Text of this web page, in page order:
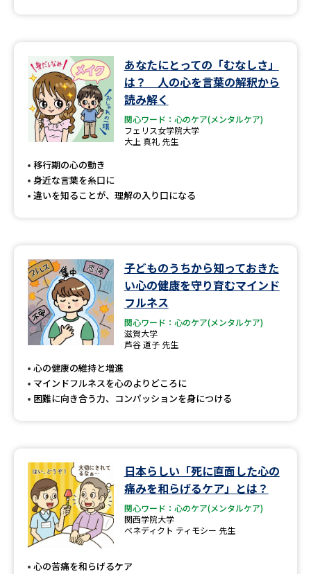
あなたにとっての「むなしさ」
は？ 人の心を言葉の解釈から
読み解く
関心ワード：心のケア(メンタルケア)
フェリス女学院大学
大上 真礼 先生
移行期の心の動き
身近な言葉を糸口に
違いを知ることが、理解の入り口になる
子どものうちから知っておきた
い心の健康を守り育むマインド
フルネス
関心ワード：心のケア(メンタルケア)
滋賀大学
芦谷 道子 先生
心の健康の維持と増進
マインドフルネスを心のよりどころに
困難に向き合う力、コンパッションを身につける
日本らしい「死に直面した心の
痛みを和らげるケア」とは？
関心ワード：心のケア(メンタルケア)
関西学院大学
ベネディクト ティモシー 先生
心の苦痛を和らげるケア